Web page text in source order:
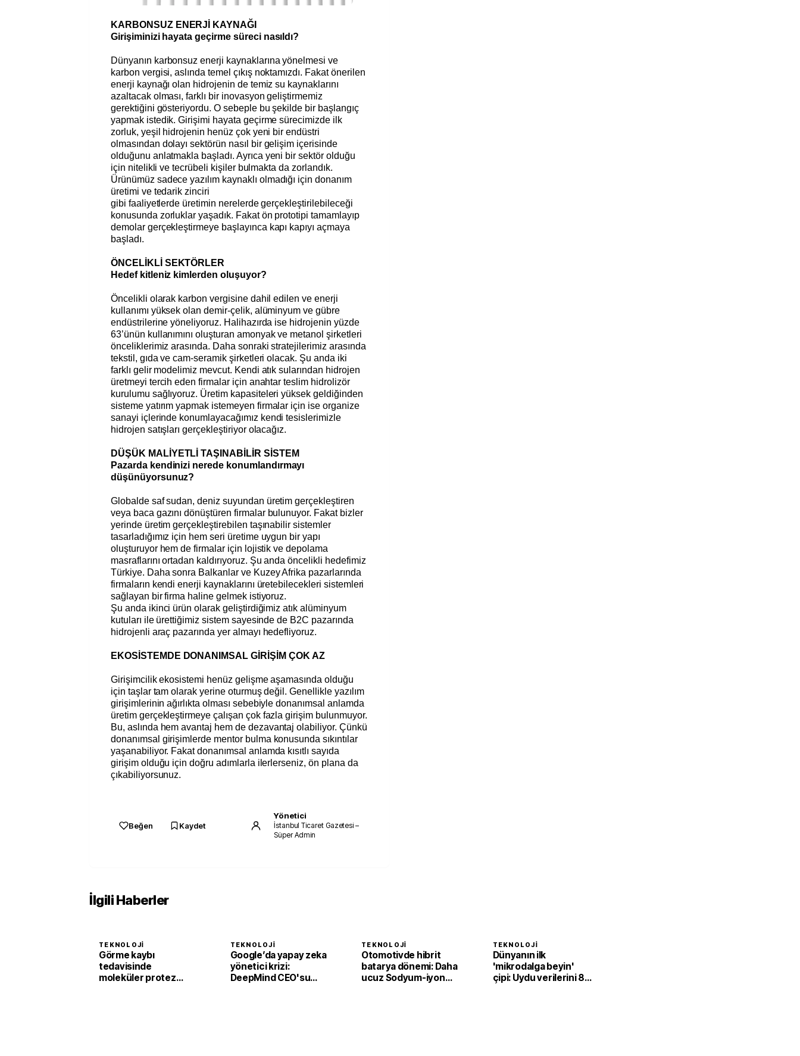
KARBONSUZ ENERJİ KAYNAĞI
Girişiminizi hayata geçirme süreci nasıldı?
Dünyanın karbonsuz enerji kaynaklarına yönelmesi ve
karbon vergisi, aslında temel çıkış noktamızdı. Fakat önerilen
enerji kaynağı olan hidrojenin de temiz su kaynaklarını
azaltacak olması, farklı bir inovasyon geliştirmemiz
gerektiğini gösteriyordu. O sebeple bu şekilde bir başlangıç
yapmak istedik. Girişimi hayata geçirme sürecimizde ilk
zorluk, yeşil hidrojenin henüz çok yeni bir endüstri
olmasından dolayı sektörün nasıl bir gelişim içerisinde
olduğunu anlatmakla başladı. Ayrıca yeni bir sektör olduğu
için nitelikli ve tecrübeli kişiler bulmakta da zorlandık.
Ürünümüz sadece yazılım kaynaklı olmadığı için donanım
üretimi ve tedarik zinciri
gibi faaliyetlerde üretimin nerelerde gerçekleştirilebileceği
konusunda zorluklar yaşadık. Fakat ön prototipi tamamlayıp
demolar gerçekleştirmeye başlayınca kapı kapıyı açmaya
başladı.
ÖNCELİKLİ SEKTÖRLER
Hedef kitleniz kimlerden oluşuyor?
Öncelikli olarak karbon vergisine dahil edilen ve enerji
kullanımı yüksek olan demir-çelik, alüminyum ve gübre
endüstrilerine yöneliyoruz. Halihazırda ise hidrojenin yüzde
63’ünün kullanımını oluşturan amonyak ve metanol şirketleri
önceliklerimiz arasında. Daha sonraki stratejilerimiz arasında
tekstil, gıda ve cam-seramik şirketleri olacak. Şu anda iki
farklı gelir modelimiz mevcut. Kendi atık sularından hidrojen
üretmeyi tercih eden firmalar için anahtar teslim hidrolizör
kurulumu sağlıyoruz. Üretim kapasiteleri yüksek geldiğinden
sisteme yatırım yapmak istemeyen firmalar için ise organize
sanayi içlerinde konumlayacağımız kendi tesislerimizle
hidrojen satışları gerçekleştiriyor olacağız.
DÜŞÜK MALİYETLİ TAŞINABİLİR SİSTEM
Pazarda kendinizi nerede konumlandırmayı
düşünüyorsunuz?
Globalde saf sudan, deniz suyundan üretim gerçekleştiren
veya baca gazını dönüştüren firmalar bulunuyor. Fakat bizler
yerinde üretim gerçekleştirebilen taşınabilir sistemler
tasarladığımız için hem seri üretime uygun bir yapı
oluşturuyor hem de firmalar için lojistik ve depolama
masraflarını ortadan kaldırıyoruz. Şu anda öncelikli hedefimiz
Türkiye. Daha sonra Balkanlar ve Kuzey Afrika pazarlarında
firmaların kendi enerji kaynaklarını üretebilecekleri sistemleri
sağlayan bir firma haline gelmek istiyoruz.
Şu anda ikinci ürün olarak geliştirdiğimiz atık alüminyum
kutuları ile ürettiğimiz sistem sayesinde de B2C pazarında
hidrojenli araç pazarında yer almayı hedefliyoruz.
EKOSİSTEMDE DONANIMSAL GİRİŞİM ÇOK AZ
Girişimcilik ekosistemi henüz gelişme aşamasında olduğu
için taşlar tam olarak yerine oturmuş değil. Genellikle yazılım
girişimlerinin ağırlıkta olması sebebiyle donanımsal anlamda
üretim gerçekleştirmeye çalışan çok fazla girişim bulunmuyor.
Bu, aslında hem avantaj hem de dezavantaj olabiliyor. Çünkü
donanımsal girişimlerde mentor bulma konusunda sıkıntılar
yaşanabiliyor. Fakat donanımsal anlamda kısıtlı sayıda
girişim olduğu için doğru adımlarla ilerlerseniz, ön plana da
çıkabiliyorsunuz.
Beğen Kaydet
Yönetici
İstanbul Ticaret Gazetesi –
Süper Admin
İlgili Haberler
TEKNOLOJI
Görme kaybı
tedavisinde
moleküler protez
TEKNOLOJI
Google’da yapay zeka
yönetici krizi:
DeepMind CEO'su
TEKNOLOJI
Otomotivde hibrit
batarya dönemi: Daha
ucuz Sodyum-iyon
TEKNOLOJI
Dünyanın ilk
'mikrodalga beyin'
çipi: Uydu verilerini 8